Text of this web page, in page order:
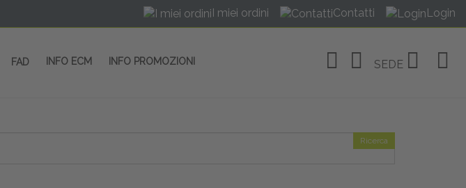
I miei ordini Contatti Login
FAD INFO ECM INFO PROMOZIONI SEDE
Ricerca